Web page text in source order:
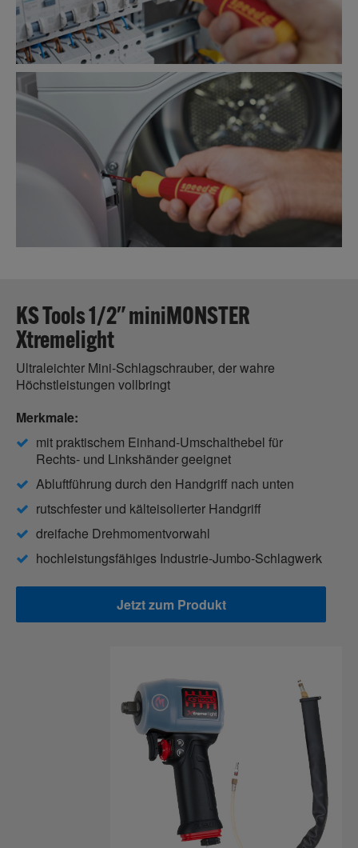
KS Tools 1/2" miniMONSTER
Xtremelight
Ultraleichter Mini-Schlagschrauber, der wahre
Höchstleistungen vollbringt
Merkmale:
mit praktischem Einhand-Umschalthebel für
Rechts- und Linkshänder geeignet
Abluftführung durch den Handgriff nach unten
rutschfester und kälteisolierter Handgriff
dreifache Drehmomentvorwahl
hochleistungsfähiges Industrie-Jumbo-Schlagwerk
Jetzt zum Produkt